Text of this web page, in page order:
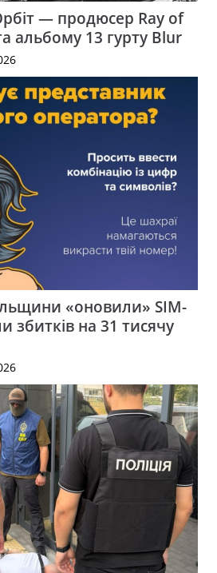
— продюсер Ray of
альбому 13 гурту Blur
«оновили» SIM-
збитків на 31 тисячу